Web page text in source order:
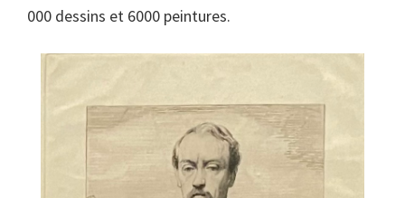
000 dessins et 6000 peintures.